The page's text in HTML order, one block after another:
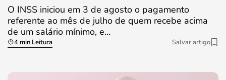
O INSS iniciou em 3 de agosto o pagamento
referente ao mês de julho de quem recebe acima
de um salário mínimo, e…
4 min Leitura Salvar artigo